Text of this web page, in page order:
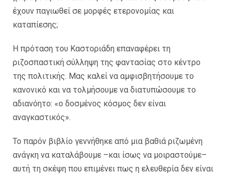
έχουν παγιωθεί σε μορφές ετερονομίας και
καταπίεσης;
Η πρόταση του Καστοριάδη επαναφέρει τη
ριζοσπαστική σύλληψη της φαντασίας στο κέντρο
της πολιτικής. Μας καλεί να αμφισβητήσουμε το
κανονικό και να τολμήσουμε να διατυπώσουμε το
αδιανόητο: «ο δοσμένος κόσμος δεν είναι
αναγκαστικός».
Το παρόν βιβλίο γεννήθηκε από μια βαθιά ριζωμένη
ανάγκη να καταλάβουμε –και ίσως να μοιραστούμε–
αυτή τη σκέψη που επιμένει πως η ελευθερία δεν είναι